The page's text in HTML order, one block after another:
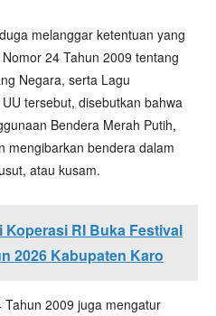
melanggar ketentuan yang
24 Tahun 2009 tentang
Negara, serta Lagu
tersebut, disebutkan bahwa
Bendera Merah Putih,
mengibarkan bendera dalam
atau kusam.
Koperasi RI Buka Festival
2026 Kabupaten Karo
2009 juga mengatur